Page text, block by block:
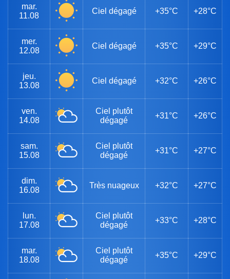
mar.
11.08
Ciel dégagé +35°C +28°C
mer.
12.08
Ciel dégagé +35°C +29°C
jeu.
13.08
Ciel dégagé +32°C +26°C
ven.
14.08
Ciel plutôt
dégagé
+31°C +26°C
sam.
15.08
Ciel plutôt
dégagé
+31°C +27°C
dim.
16.08
Très nuageux +32°C +27°C
lun.
17.08
Ciel plutôt
dégagé
+33°C +28°C
mar.
18.08
Ciel plutôt
dégagé
+35°C +29°C